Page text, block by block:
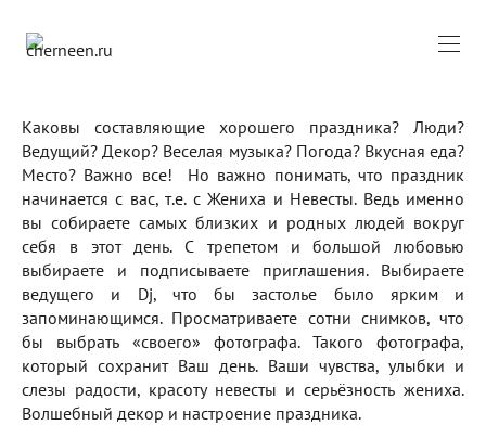
Каковы составляющие хорошего праздника? Люди?
Ведущий? Декор? Веселая музыка? Погода? Вкусная еда?
Место? Важно все! Но важно понимать, что праздник
начинается с вас, т.е. с Жениха и Невесты. Ведь именно
вы собираете самых близких и родных людей вокруг
себя в этот день. С трепетом и большой любовью
выбираете и подписываете приглашения. Выбираете
ведущего и Dj, что бы застолье было ярким и
запоминающимся. Просматриваете сотни снимков, что
бы выбрать «своего» фотографа. Такого фотографа,
который сохранит Ваш день. Ваши чувства, улыбки и
слезы радости, красоту невесты и серьёзность жениха.
Волшебный декор и настроение праздника.